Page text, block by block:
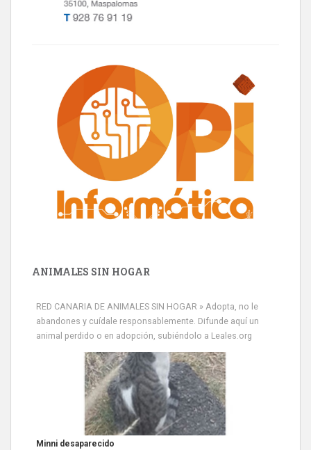
ANIMALES SIN HOGAR
RED CANARIA DE ANIMALES SIN HOGAR » Adopta, no le
abandones y cuídale responsablemente. Difunde aquí un
animal perdido o en adopción, subiéndolo a Leales.org
Minni desaparecido